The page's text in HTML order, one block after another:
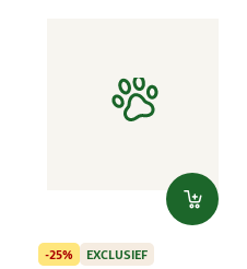
-25% EXCLUSIEF